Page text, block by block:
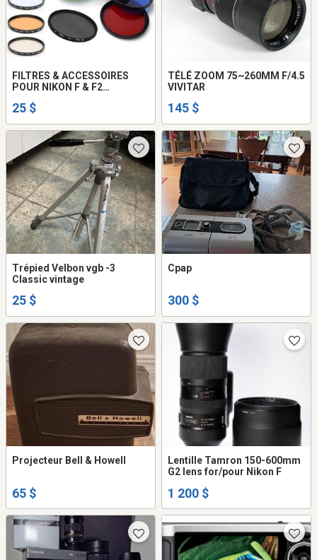
FILTRES & ACCESSOIRES
POUR NIKON F & F2
25 $
TÉLÉ ZOOM 75~260MM F/4.5
VIVITAR
145 $
Trépied Velbon vgb -3
Classic vintage
25 $
Cpap
300 $
Projecteur Bell & Howell
65 $
Lentille Tamron 150-600mm
G2 lens for/pour Nikon F
1 200 $